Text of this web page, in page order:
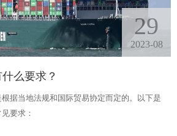
29
2023-08
么要求？
据当地法规和国际贸易协定而定的。以下是
要求：